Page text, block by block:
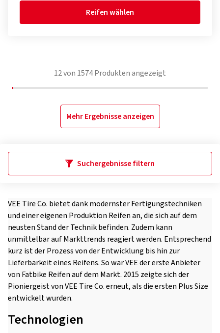
Reifen wählen
12von 1574Produkten angezeigt
Mehr Ergebnisse anzeigen
Suchergebnisse filtern
VEE Tire Co. bietet dank modernster Fertigungstechniken
und einer eigenen Produktion Reifen an, die sich auf dem
neusten Stand der Technik befinden. Zudem kann
unmittelbar auf Markttrends reagiert werden. Entsprechend
kurz ist der Prozess von der Entwicklung bis hin zur
Lieferbarkeit eines Reifens. So war VEE der erste Anbieter
von Fatbike Reifen auf dem Markt. 2015 zeigte sich der
Pioniergeist von VEE Tire Co. erneut, als die ersten Plus Size
entwickelt wurden.
Technologien